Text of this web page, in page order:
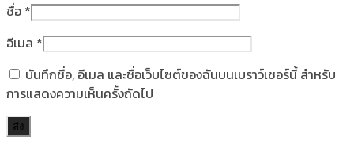
ชื่อ *
อีเมล *
บันทึกชื่อ, อีเมล และชื่อเว็บไซต์ของฉันบนเบราว์เซอร์นี้ สำหรับ
การแสดงความเห็นครั้งถัดไป